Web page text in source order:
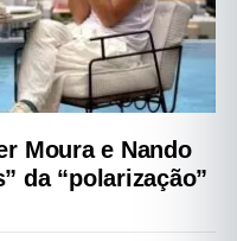
Moura e Nando
da “polarização”